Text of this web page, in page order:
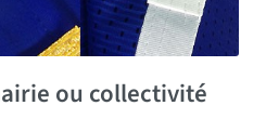
ou collectivité